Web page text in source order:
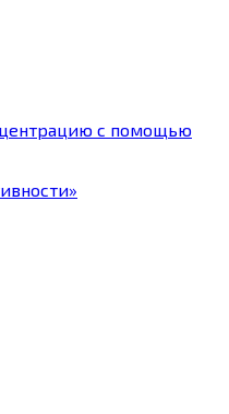
с помощью